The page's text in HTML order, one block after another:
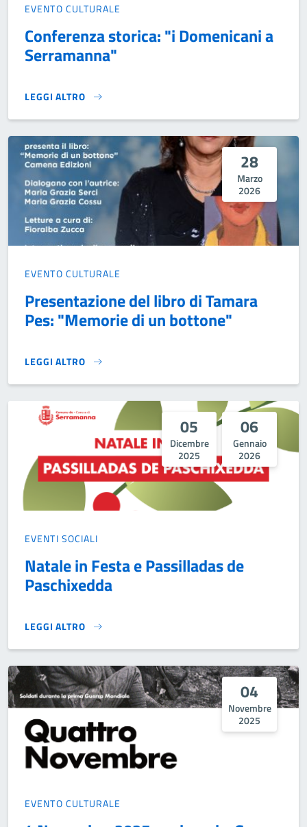
EVENTO CULTURALE
Conferenza storica: "i Domenicani a
Serramanna"
LEGGI ALTRO
CONFERENZA STORICA: "I DOMENICANI A SERRAMANNA"}
28
Marzo
2026
EVENTO CULTURALE
Presentazione del libro di Tamara
Pes: "Memorie di un bottone"
LEGGI ALTRO
PRESENTAZIONE DEL LIBRO DI TAMARA PES: "MEMORIE DI
05
Dicembre
2025
06
Gennaio
2026
EVENTI SOCIALI
Natale in Festa e Passilladas de
Paschixedda
LEGGI ALTRO
NATALE IN FESTA E PASSILLADAS DE PASCHIXEDDA}
04
Novembre
2025
EVENTO CULTURALE